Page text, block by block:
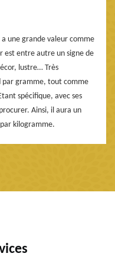
a une grande valeur comme
est entre autre un signe de
lustre… Très
par gramme, tout comme
spécifique, avec ses
Ainsi, il aura un
kilogramme.